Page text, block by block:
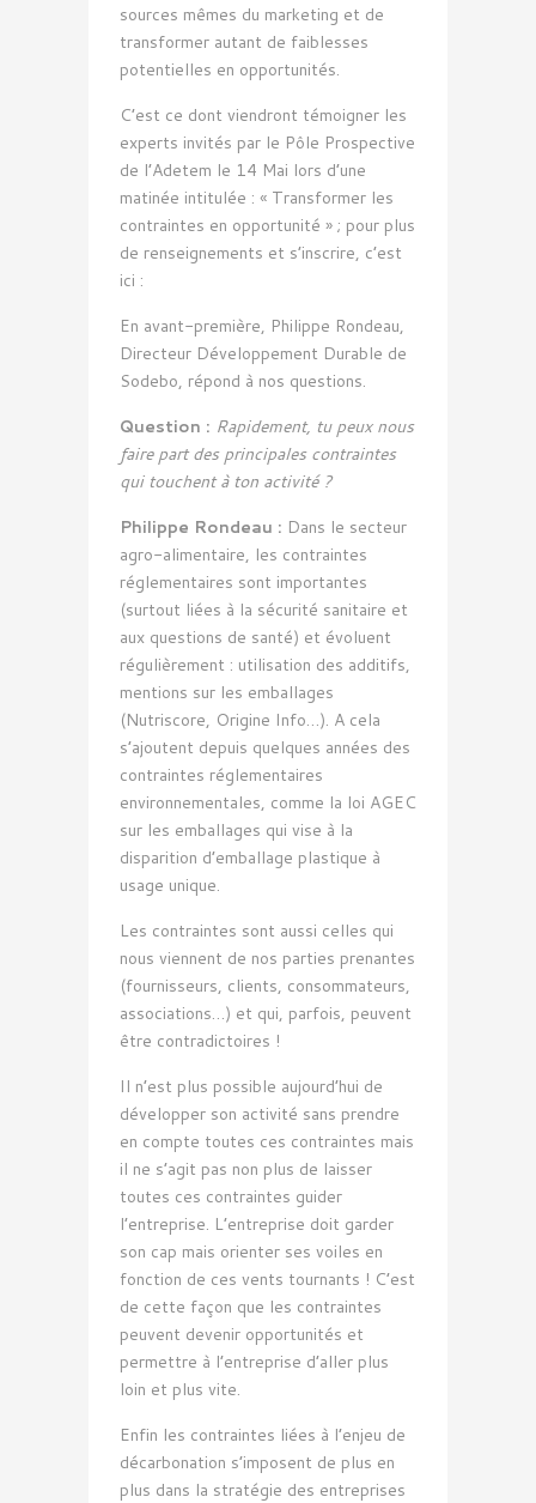
sources mêmes du marketing et de
transformer autant de faiblesses
potentielles en opportunités.
C’est ce dont viendront témoigner les
experts invités par le Pôle Prospective
de l’Adetem le 14 Mai lors d’une
matinée intitulée : « Transformer les
contraintes en opportunité » ; pour plus
de renseignements et s’inscrire, c’est
ici :
En avant-première, Philippe Rondeau,
Directeur Développement Durable de
Sodebo, répond à nos questions.
Question : Rapidement, tu peux nous
faire part des principales contraintes
qui touchent à ton activité ?
Philippe Rondeau : Dans le secteur
agro-alimentaire, les contraintes
réglementaires sont importantes
(surtout liées à la sécurité sanitaire et
aux questions de santé) et évoluent
régulièrement : utilisation des additifs,
mentions sur les emballages
(Nutriscore, Origine Info…). A cela
s’ajoutent depuis quelques années des
contraintes réglementaires
environnementales, comme la loi AGEC
sur les emballages qui vise à la
disparition d’emballage plastique à
usage unique.
Les contraintes sont aussi celles qui
nous viennent de nos parties prenantes
(fournisseurs, clients, consommateurs,
associations…) et qui, parfois, peuvent
être contradictoires !
Il n’est plus possible aujourd’hui de
développer son activité sans prendre
en compte toutes ces contraintes mais
il ne s’agit pas non plus de laisser
toutes ces contraintes guider
l’entreprise. L’entreprise doit garder
son cap mais orienter ses voiles en
fonction de ces vents tournants ! C’est
de cette façon que les contraintes
peuvent devenir opportunités et
permettre à l’entreprise d’aller plus
loin et plus vite.
Enfin les contraintes liées à l’enjeu de
décarbonation s’imposent de plus en
plus dans la stratégie des entreprises